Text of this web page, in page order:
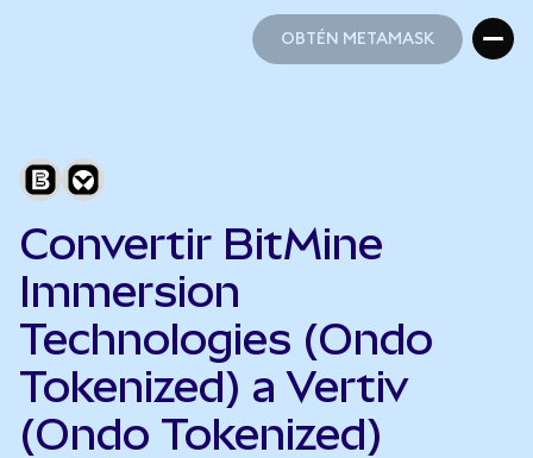
OBTÉN METAMASK
Convertir BitMine
Immersion
Technologies (Ondo
Tokenized) a Vertiv
(Ondo Tokenized)